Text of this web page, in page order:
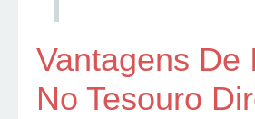
Vantagens De
No Tesouro